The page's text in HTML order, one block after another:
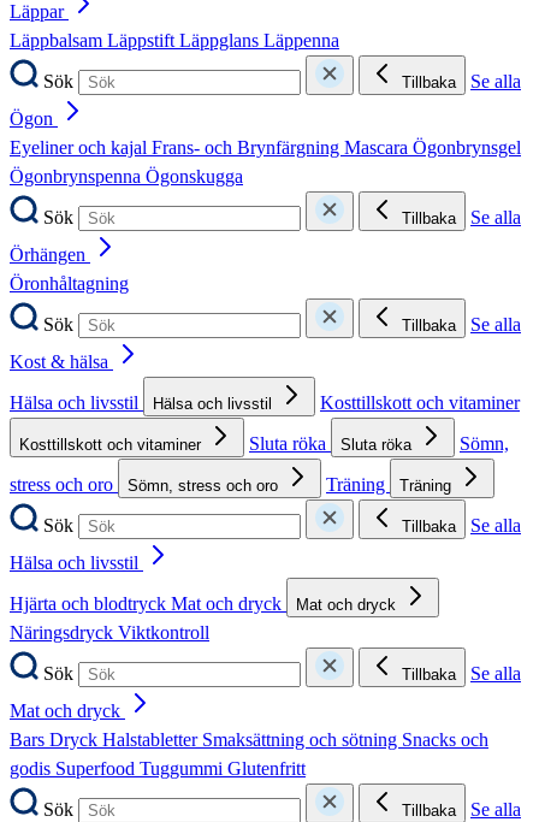
Läppar
Läppbalsam LäppstiftLäppglans Läppenna
Sök
Tillbaka
Se alla
Ögon
Eyeliner och kajal Frans- och Brynfärgning Mascara Ögonbrynsgel
Ögonbrynspenna Ögonskugga
Sök
Tillbaka
Se alla
Örhängen
Öronhåltagning
Sök
Tillbaka
Se alla
Kost & hälsa
Hälsa och livsstil
Hälsa och livsstil Kosttillskott och vitaminer
Kosttillskott och vitaminer Sluta röka Sluta röka
Sömn,
stress och oro
Sömn, stress och oro Träning Träning
Sök Tillbaka
Se alla
Hälsa och livsstil
Hjärta och blodtryck Mat och dryck Mat och dryck
Näringsdryck Viktkontroll
Sök
Tillbaka
Se alla
Mat och dryck
Bars Dryck Halstabletter Smaksättning och sötning Snacks och
godis Superfood Tuggummi Glutenfritt
Sök
Tillbaka
Se alla